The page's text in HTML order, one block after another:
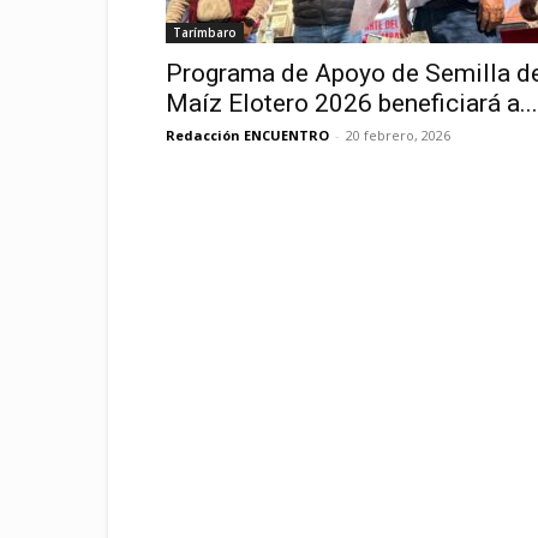
Tarímbaro
Programa de Apoyo de Semilla
Maíz Elotero 2026 beneficiará a...
Redacción ENCUENTRO - 20 febrero, 2026